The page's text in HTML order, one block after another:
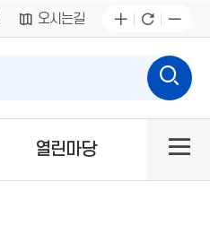
오시는길
검
색
열린마당
사이